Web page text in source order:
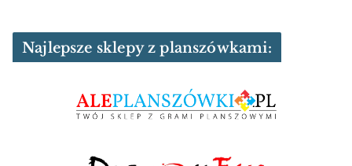
Najlepsze sklepy z planszówkami: